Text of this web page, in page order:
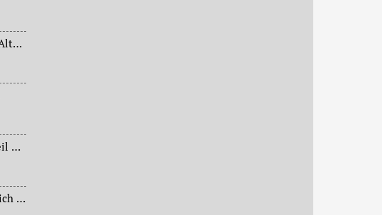
Offizielle Eröffnung des neuen Aluminiumstegs über den Bonameser Nidda-Altarm.
Erste Frankfurter Pilgerbörse in der Gemeinde Mutter zum Guten im Stadtteil Niederrad.
Dreißigjähriges Jubiläum der Kunsthalle Schirn – am 28. Februar 1986 feierlich eröffnet.